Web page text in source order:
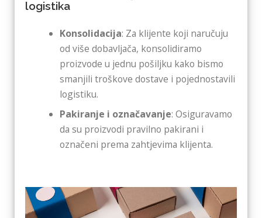
logistika
Konsolidacija: Za klijente koji naručuju
od više dobavljača, konsolidiramo
proizvode u jednu pošiljku kako bismo
smanjili troškove dostave i pojednostavili
logistiku.
Pakiranje i označavanje: Osiguravamo
da su proizvodi pravilno pakirani i
označeni prema zahtjevima klijenta.